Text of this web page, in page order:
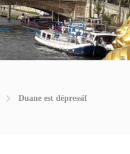
Duane est dépressif